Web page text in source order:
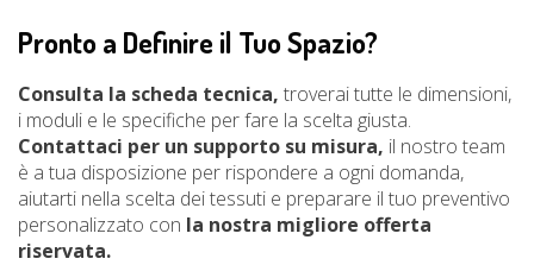
Pronto a Definire il Tuo Spazio?
Consulta la scheda tecnica, troverai tutte le dimensioni,
i moduli e le specifiche per fare la scelta giusta.
Contattaci per un supporto su misura, il nostro team
è a tua disposizione per rispondere a ogni domanda,
aiutarti nella scelta dei tessuti e preparare il tuo preventivo
personalizzato con la nostra migliore offerta
riservata.